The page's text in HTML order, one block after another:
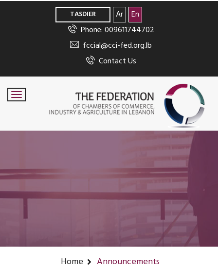
TASDIER Ar
En
Phone: 009611744702
fccial@cci-fed.org.lb
Contact Us
Home Announcements